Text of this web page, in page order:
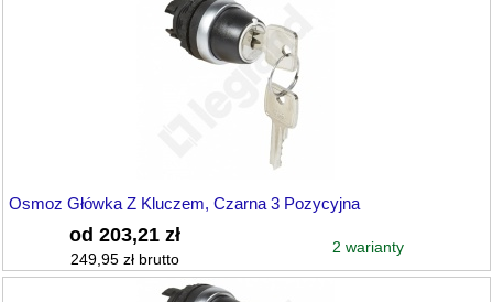
Osmoz Główka Z Kluczem, Czarna 3 Pozycyjna
od 203,21 zł
249,95 zł brutto
2 warianty